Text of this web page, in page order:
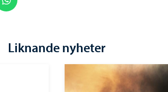
Liknande nyheter